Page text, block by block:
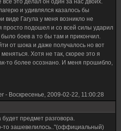
это делал он один за нас двоих.
и удивлялся казалось бы
виде Гагула у меня возникло не
просто подошел и со всей силы ударил
боев а то бы там и прикончил.
от шока и даже получалось но вот
Хотя не так, скорее это я
то более осознано. И меня прошибло,
- Воскресенье, 2009-02-22, 11:00:28
предмет разговора.
то зашевелилось.."(оффициальный)